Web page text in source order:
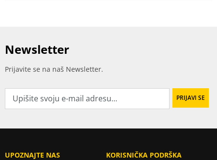
Newsletter
Prijavite se na naš Newsletter.
UPOZNAJTE NAS
KORISNIČKA PODRŠKA